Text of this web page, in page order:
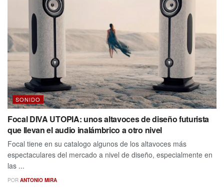
SONIDO
Focal DIVA UTOPIA: unos altavoces de diseño futurista
que llevan el audio inalámbrico a otro nivel
Focal tiene en su catalogo algunos de los altavoces más
espectaculares del mercado a nivel de diseño, especialmente en
las ...
POR ANTONIO MIRA